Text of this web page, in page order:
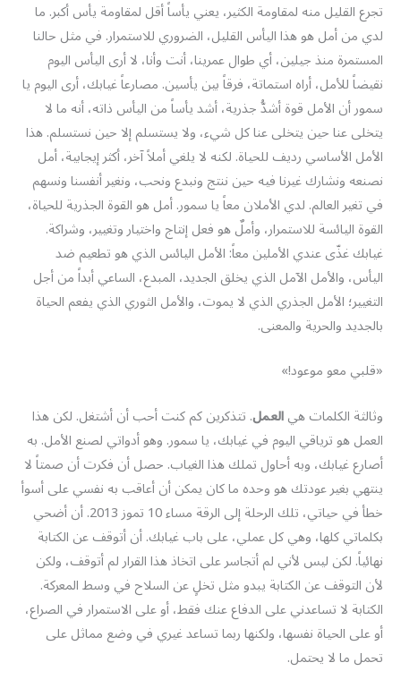
تجرع القليل منه لمقاومة الكثير، يعني يأساً أقل لمقاومة يأس أكبر. ما
لدي من أمل هو هذا اليأس القليل، الضروري للاستمرار. في مثل حالنا
المستمرة منذ جيلين، أي طوال عمرينا، أنت وأنا، لا أرى اليأس اليوم
نقيضاً للأمل، أراه استماتة، فرقاً بين يأسين. مصارعاً غيابك، أرى اليوم يا
سمور أن الأمل قوة أشدُّ جذرية، أشد يأساً من اليأس ذاته، أنه ما لا
يتخلى عنا حين يتخلى عنا كل شيء، ولا يستسلم إلا حين نستسلم. هذا
الأمل الأساسي رديف للحياة. لكنه لا يلغي أملاً آخر، أكثر إيجابية، أمل
نصنعه ونشارك غيرنا فيه حين ننتج ونبدع ونحب، ونغير أنفسنا ونسهم
في تغير العالم. لدي الأملان معاً يا سمور. أمل هو القوة الجذرية للحياة،
القوة اليائسة للاستمرار، وأملٌ هو فعل إنتاج واختيار وتغيير، وشراكة.
غيابك غذّى عندي الأملين معاً: الأمل اليائس الذي هو تطعيم ضد
اليأس، والأمل الآمل الذي يخلق الجديد، المبدع، الساعي أبداً من أجل
التغيير؛ الأمل الجذري الذي لا يموت، والأمل الثوري الذي يفعم الحياة
بالجديد والحرية والمعنى.
«قلبي معو موعود!»
وثالثة الكلمات هيالعمل. تتذكرين كم كنت أحب أن أشتغل. لكن هذا
العمل هو ترياقي اليوم في غيابك، يا سمور. وهو أدواتي لصنع الأمل. به
أصارع غيابك، وبه أحاول تملك هذا الغياب. حصل أن فكرت أن صمتاً لا
ينتهي بغير عودتك هو وحده ما كان يمكن أن أعاقب به نفسي على أسوأ
خطأ في حياتي، تلك الرحلة إلى الرقة مساء 10 تموز 2013. أن أضحي
بكلماتي كلها، وهي كل عملي، على باب غيابك. أن أتوقف عن الكتابة
نهائياً. لكن ليس لأني لم أتجاسر على اتخاذ هذا القرار لم أتوقف، ولكن
لأن التوقف عن الكتابة يبدو مثل تخلٍ عن السلاح في وسط المعركة.
الكتابة لا تساعدني على الدفاع عنك فقط، أو على الاستمرار في الصراع،
أو على الحياة نفسها، ولكنها ربما تساعد غيري في وضع مماثل على
تحمل ما لا يحتمل.